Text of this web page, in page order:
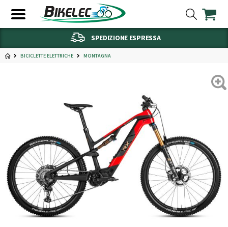
SPEDIZIONE ESPRESSA
BICICLETTE ELETTRICHE MONTAGNA